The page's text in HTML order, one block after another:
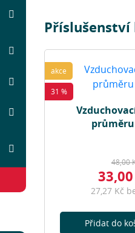
Příslušenství
akce
31 %
průměru
48,00
27,27 Kč
Přidat do